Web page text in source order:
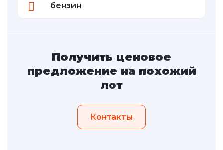
бензин
Получить ценовое
предложение на похожий
лот
Контакты